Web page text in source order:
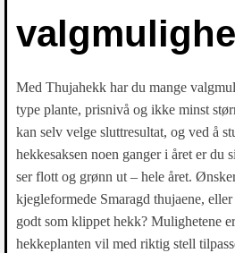
Med Thujahekk har du mange
type plante, prisnivå og ikke minst
kan selv velge sluttresultat, og ved å
hekkesaksen noen ganger i året er du
ser flott og grønn ut – hele året.
kjegleformede Smaragd thujaene,
godt som klippet hekk? Mulighetene
hekkeplanten vil med riktig stell